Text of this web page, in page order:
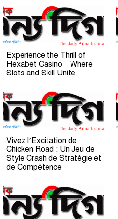
Experience the Thrill of
Hexabet Casino – Where
Slots and Skill Unite
Vivez l’Excitation de
Chicken Road : Un Jeu de
Style Crash de Stratégie et
de Compétence